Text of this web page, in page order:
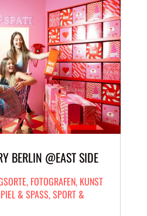
BERLIN @EAST SIDE
, FOTOGRAFEN, KUNST
& SPASS,SPORT &